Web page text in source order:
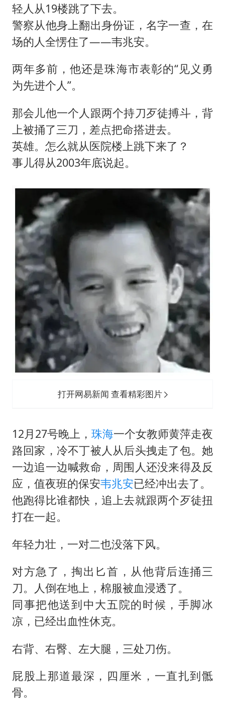
轻人从19楼跳了下去。
警察从他身上翻出身份证，名字一查，在
场的人全愣住了——韦兆安。
两年多前，他还是珠海市表彰的“见义勇
为先进个人”。
那会儿他一个人跟两个持刀歹徒搏斗，背
上被捅了三刀，差点把命搭进去。
英雄。怎么就从医院楼上跳下来了？
事儿得从2003年底说起。
打开网易新闻 查看精彩图片
12月27号晚上， 珠海一个女教师黄萍走夜
路回家，冷不丁被人从后头拽走了包。她
一边追一边喊救命，周围人还没来得及反
应，值夜班的保安韦兆安已经冲出去了。
他跑得比谁都快，追上去就跟两个歹徒扭
打在一起。
年轻力壮，一对二也没落下风。
对方急了，掏出匕首，从他背后连捅三
刀。人倒在地上，棉服被血浸透了。
同事把他送到中大五院的时候，手脚冰
凉，已经出血性休克。
右背、右臀、左大腿，三处刀伤。
屁股上那道最深，四厘米，一直扎到骶
骨。